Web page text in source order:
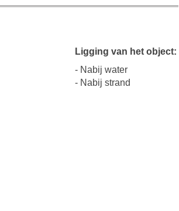
Ligging van het object:
- Nabij water
- Nabij strand